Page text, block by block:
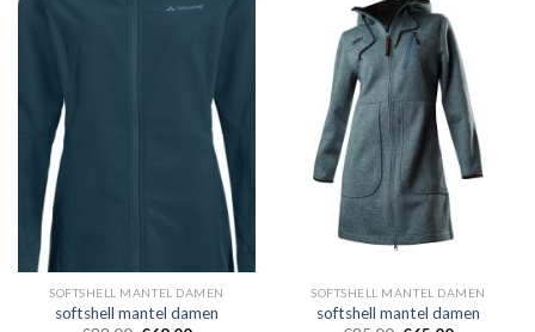
SOFTSHELL MANTEL DAMEN
softshell mantel damen
SOFTSHELL MANTEL DAMEN
softshell mantel damen